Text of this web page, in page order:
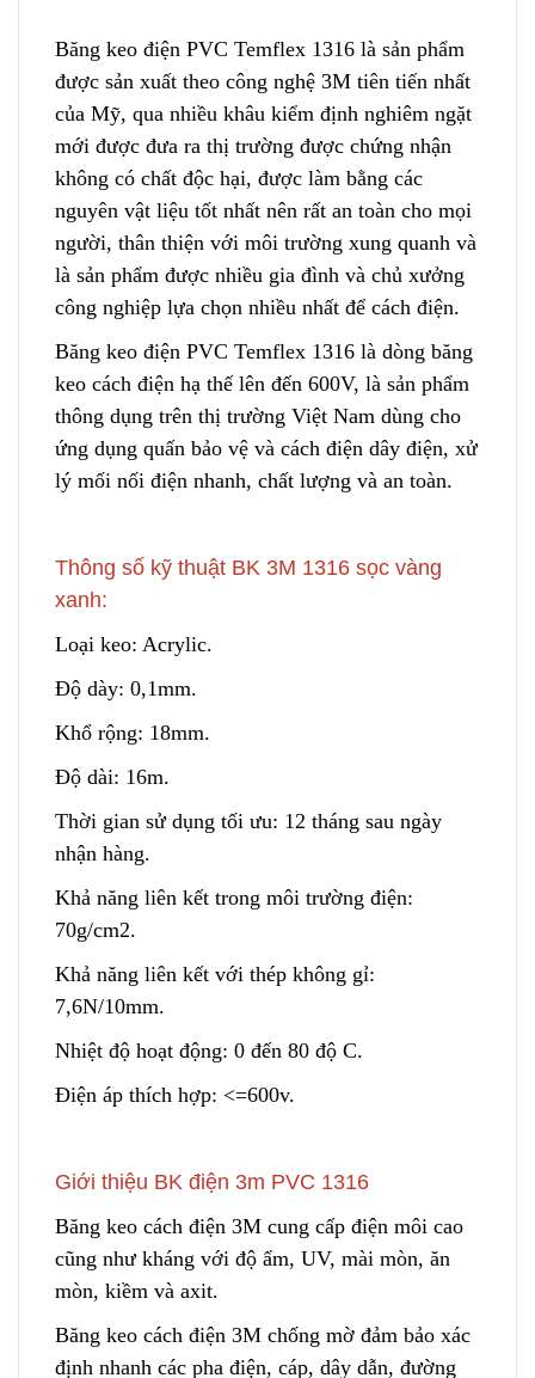
Băng keo điện PVC Temflex 1316 là sản phẩm
được sản xuất theo công nghệ 3M tiên tiến nhất
của Mỹ, qua nhiều khâu kiểm định nghiêm ngặt
mới được đưa ra thị trường được chứng nhận
không có chất độc hại, được làm bằng các
nguyên vật liệu tốt nhất nên rất an toàn cho mọi
người, thân thiện với môi trường xung quanh và
là sản phẩm được nhiều gia đình và chủ xưởng
công nghiệp lựa chọn nhiều nhất để cách điện.
Băng keo điện PVC Temflex 1316 là dòng băng
keo cách điện hạ thế lên đến 600V, là sản phẩm
thông dụng trên thị trường Việt Nam dùng cho
ứng dụng quấn bảo vệ và cách điện dây điện, xử
lý mối nối điện nhanh, chất lượng và an toàn.
Thông số kỹ thuật BK 3M 1316 sọc vàng
xanh:
Loại keo: Acrylic.
Độ dày: 0,1mm.
Khổ rộng: 18mm.
Độ dài: 16m.
Thời gian sử dụng tối ưu: 12 tháng sau ngày
nhận hàng.
Khả năng liên kết trong môi trường điện:
70g/cm2.
Khả năng liên kết với thép không gỉ:
7,6N/10mm.
Nhiệt độ hoạt động: 0 đến 80 độ C.
Điện áp thích hợp: <=600v.
Giới thiệu BK điện 3m PVC 1316
Băng keo cách điện 3M cung cấp điện môi cao
cũng như kháng với độ ẩm, UV, mài mòn, ăn
mòn, kiềm và axit.
Băng keo cách điện 3M chống mờ đảm bảo xác
định nhanh các pha điện, cáp, dây dẫn, đường